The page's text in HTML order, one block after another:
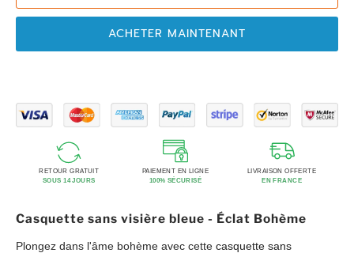
ACHETER MAINTENANT
RETOUR GRATUIT
SOUS 14 JOURS
PAIEMENT EN LIGNE
100% SÉCURISÉ
LIVRAISON OFFERTE
EN FRANCE
Casquette sans visière bleue - Éclat Bohème
Plongez dans l'âme bohème avec cette casquette sans